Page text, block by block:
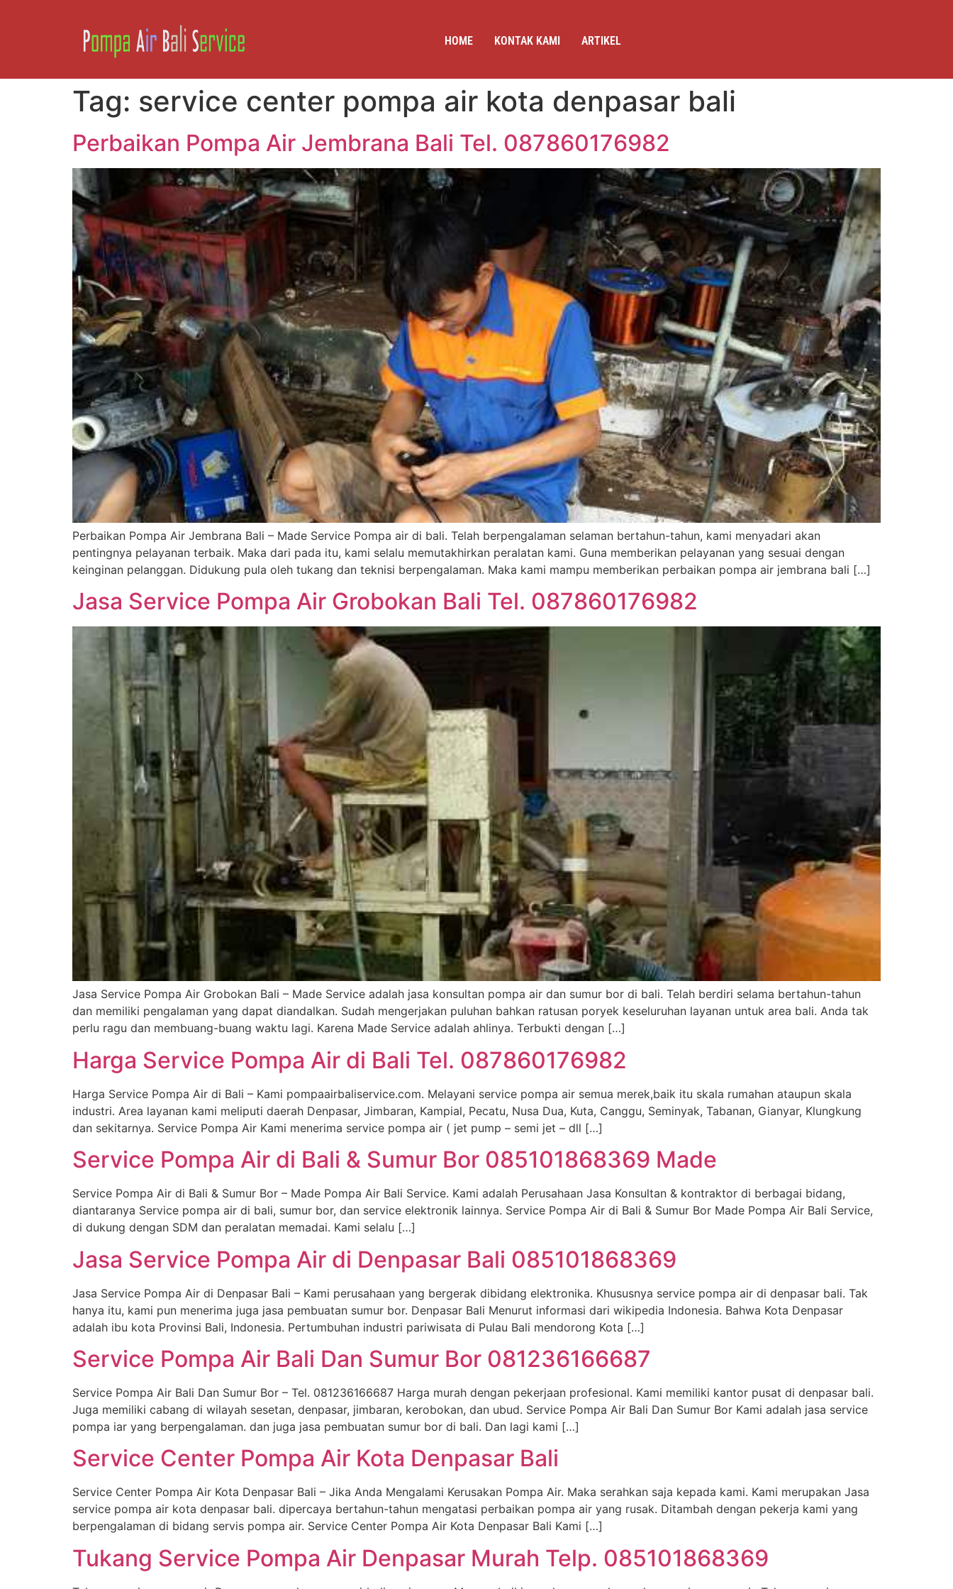
HOME KONTAK KAMI ARTIKEL
Tag: service center pompa air kota denpasar bali
Perbaikan Pompa Air Jembrana Bali Tel. 087860176982
Perbaikan Pompa Air Jembrana Bali – Made Service Pompa air di bali. Telah berpengalaman selaman bertahun-tahun, kami menyadari akan
pentingnya pelayanan terbaik. Maka dari pada itu, kami selalu memutakhirkan peralatan kami. Guna memberikan pelayanan yang sesuai dengan
keinginan pelanggan. Didukung pula oleh tukang dan teknisi berpengalaman. Maka kami mampu memberikan perbaikan pompa air jembrana bali […]
Jasa Service Pompa Air Grobokan Bali Tel. 087860176982
Jasa Service Pompa Air Grobokan Bali – Made Service adalah jasa konsultan pompa air dan sumur bor di bali. Telah berdiri selama bertahun-tahun
dan memiliki pengalaman yang dapat diandalkan. Sudah mengerjakan puluhan bahkan ratusan poryek keseluruhan layanan untuk area bali. Anda tak
perlu ragu dan membuang-buang waktu lagi. Karena Made Service adalah ahlinya. Terbukti dengan […]
Harga Service Pompa Air di Bali Tel. 087860176982
Harga Service Pompa Air di Bali – Kami pompaairbaliservice.com. Melayani service pompa air semua merek,baik itu skala rumahan ataupun skala
industri. Area layanan kami meliputi daerah Denpasar, Jimbaran, Kampial, Pecatu, Nusa Dua, Kuta, Canggu, Seminyak, Tabanan, Gianyar, Klungkung
dan sekitarnya. Service Pompa Air Kami menerima service pompa air ( jet pump – semi jet – dll […]
Service Pompa Air di Bali & Sumur Bor 085101868369 Made
Service Pompa Air di Bali & Sumur Bor – Made Pompa Air Bali Service. Kami adalah Perusahaan Jasa Konsultan & kontraktor di berbagai bidang,
diantaranya Service pompa air di bali, sumur bor, dan service elektronik lainnya. Service Pompa Air di Bali & Sumur Bor Made Pompa Air Bali Service,
di dukung dengan SDM dan peralatan memadai. Kami selalu […]
Jasa Service Pompa Air di Denpasar Bali 085101868369
Jasa Service Pompa Air di Denpasar Bali – Kami perusahaan yang bergerak dibidang elektronika. Khususnya service pompa air di denpasar bali. Tak
hanya itu, kami pun menerima juga jasa pembuatan sumur bor. Denpasar Bali Menurut informasi dari wikipedia Indonesia. Bahwa Kota Denpasar
adalah ibu kota Provinsi Bali, Indonesia. Pertumbuhan industri pariwisata di Pulau Bali mendorong Kota […]
Service Pompa Air Bali Dan Sumur Bor 081236166687
Service Pompa Air Bali Dan Sumur Bor – Tel. 081236166687 Harga murah dengan pekerjaan profesional. Kami memiliki kantor pusat di denpasar bali.
Juga memiliki cabang di wilayah sesetan, denpasar, jimbaran, kerobokan, dan ubud. Service Pompa Air Bali Dan Sumur Bor Kami adalah jasa service
pompa iar yang berpengalaman. dan juga jasa pembuatan sumur bor di bali. Dan lagi kami […]
Service Center Pompa Air Kota Denpasar Bali
Service Center Pompa Air Kota Denpasar Bali – Jika Anda Mengalami Kerusakan Pompa Air. Maka serahkan saja kepada kami. Kami merupakan Jasa
service pompa air kota denpasar bali. dipercaya bertahun-tahun mengatasi perbaikan pompa air yang rusak. Ditambah dengan pekerja kami yang
berpengalaman di bidang servis pompa air. Service Center Pompa Air Kota Denpasar Bali Kami […]
Tukang Service Pompa Air Denpasar Murah Telp. 085101868369